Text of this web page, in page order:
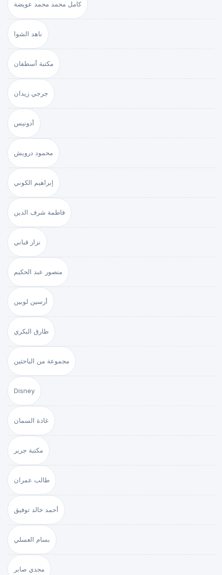
كامل محمد محمد عويضة
ناهد الشوا
مكتبة أسطفان
جرجي زيدان
أدونيس
محمود درويش
إبراهيم الكوني
فاطمة شرف الدين
نزار قباني
منصور عبد الحكيم
أرسين لوبين
طارق البكري
مجموعة من الباحثين
Disney
غادة السمان
مكتبة جرير
طالب عمران
أحمد خالد توفيق
بسام العسلي
مجدي صابر